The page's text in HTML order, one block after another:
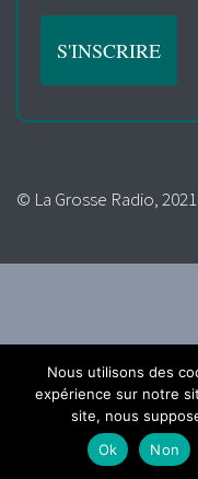
© La Grosse Radio, 2021
Nous utilisons des
expérience sur notre
site, nous
Ok
Non